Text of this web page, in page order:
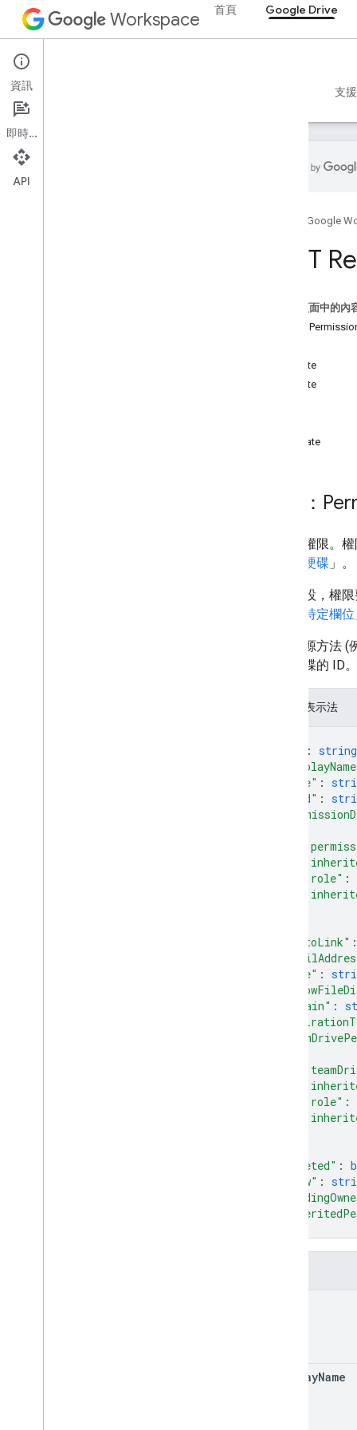
Workspace 首頁 Google Drive
Google Drive
總覽 支援
Google
REST
這個頁面中的內
資源：
create
delete
update
資源：
檔案的權限。
和雲端硬碟 」。
根據預設，權
傳回特定欄位
部分資源方法 (
雲端硬碟的 ID。
JSON 表示法
: string
"type" :
"kind" :
"role" :
"photoLink" :
"role" :
"domain" :
"role" :
"deleted" :
"view" :
displayName
資訊
即時通訊
API